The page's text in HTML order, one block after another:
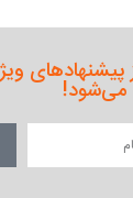
پیشنهادهای
می‌شود!